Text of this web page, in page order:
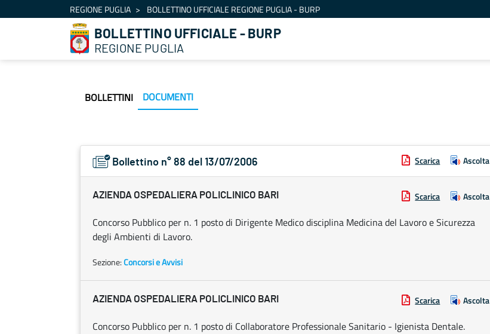
Skip to ContentREGIONE PUGLIA BOLLETTINO UFFICIALE REGIONE PUGLIA - BURP
BOLLETTINO UFFICIALE - BURP
REGIONE PUGLIA
BOLLETTINI DOCUMENTI
Bollettino n° 88 del 13/07/2006 Scarica Ascolta
AZIENDA OSPEDALIERA POLICLINICO BARI Scarica Ascolta
Concorso Pubblico per n. 1 posto di Dirigente Medico disciplina Medicina del Lavoro e Sicurezza
degli Ambienti di Lavoro.
Sezione:Concorsi e Avvisi
AZIENDA OSPEDALIERA POLICLINICO BARI Scarica Ascolta
Concorso Pubblico per n. 1 posto di Collaboratore Professionale Sanitario - Igienista Dentale.